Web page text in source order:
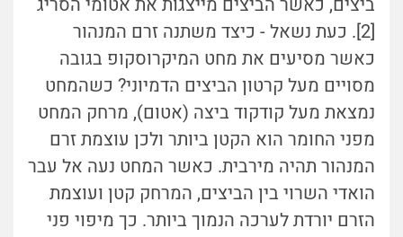
[2]. כעת נשאל - כיצד משתנה זרם המנהור
כאשר מסיעים את מחט המיקרוסקופ בגובה
מסויים מעל קרטון הביצים הדמיוני? כשהמחט
נמצאת מעל קודקוד ביצה (אטום), מרחק המחט
מפני החומר הוא הקטן ביותר ולכן עוצמת זרם
המנהור תהיה מירבית. כאשר המחט נעה אל עבר
הואדי השרוי בין הביצים, המרחק קטן ועוצמת
הזרם יורדת לערכה הנמוך ביותר. כך מיפוי פני